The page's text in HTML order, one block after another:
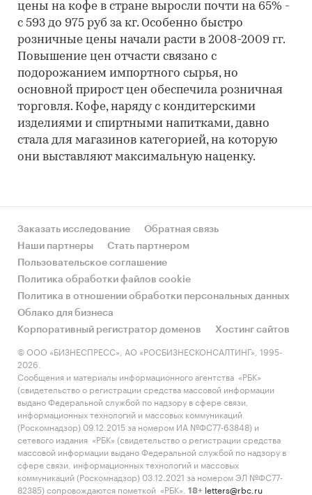
цены на кофе в стране выросли почти на 65% -
с 593 до 975 руб за кг. Особенно быстро
розничные цены начали расти в 2008-2009 гг.
Повышение цен отчасти связано с
подорожанием импортного сырья, но
основной прирост цен обеспечила розничная
торговля. Кофе, наряду с кондитерскими
изделиями и спиртными напитками, давно
стала для магазинов категорией, на которую
они выставляют максимальную наценку.
Заказать исследование
Обратная связь
Наши партнеры
Стать партнером
Пользовательское соглашение
Политика обработки файлов cookie
Политика в отношении обработки персональных данных
Облако для бизнеса
Корпоративный регистратор доменов
Хостинг сайтов
© ООО «БИЗНЕСПРЕСС», АО «РОСБИЗНЕСКОНСАЛТИНГ», 1995-
2026.
Сообщения и материалы информационного агентства «РБК»
(свидетельство о регистрации средства массовой информации
выдано Федеральной службой по надзору в сфере связи,
информационных технологий и массовых коммуникаций
(Роскомнадзор) 09.12.2015 за номером ИА №ФС77-63848) и
сетевого издания «РБК» (свидетельство о регистрации средства
массовой информации выдано Федеральной службой по надзору в
сфере связи, информационных технологий и массовых
коммуникаций (Роскомнадзор) 03.12.2021 за номером ЭЛ №ФС77-
82385) сопровождаются пометкой «РБК».
18+ letters@rbc.ru